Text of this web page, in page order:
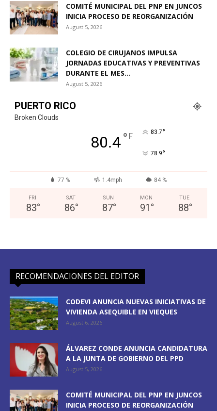
COMITÉ MUNICIPAL DEL PNP EN JUNCOS
INICIA PROCESO DE REORGANIZACIÓN
August 5, 2026
COLEGIO DE CIRUJANOS IMPULSA
JORNADAS EDUCATIVAS Y PREVENTIVAS
DURANTE EL MES...
August 5, 2026
PUERTO RICO
Broken Clouds
80.4° F 83.7°
78.9°
77 % 1.4mph 84 %
FRI
83°
SAT
86°
SUN
87°
MON
91 °
TUE
88°
RECOMENDACIONES DEL EDITOR
CODEVI ANUNCIA NUEVAS INICIATIVAS DE
VIVIENDA ASEQUIBLE EN VIEQUES
August 6, 2026
ÁLVAREZ CONDE ANUNCIA CANDIDATURA
A LA JUNTA DE GOBIERNO DEL PPD
August 5, 2026
COMITÉ MUNICIPAL DEL PNP EN JUNCOS
INICIA PROCESO DE REORGANIZACIÓN